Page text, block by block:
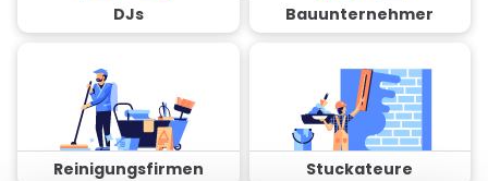
DJs Bauunternehmer
Reinigungsfirmen Stuckateure